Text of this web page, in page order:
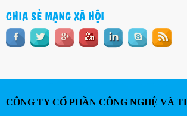
CHIA SẺ MẠNG XÃ HỘI
CÔNG TY CỔ PHẦN CÔNG NGHỆ VÀ